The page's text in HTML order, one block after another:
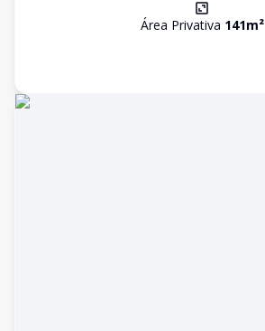
Área Privativa 141m²